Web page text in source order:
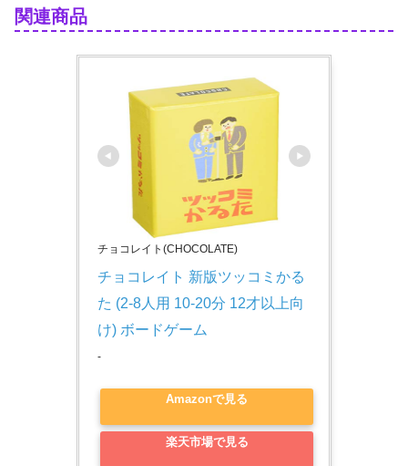
関連商品
チョコレイト(CHOCOLATE)
チョコレイト 新版ツッコミかる
た (2-8人用 10-20分 12才以上向
け) ボードゲーム
-
Amazonで見る
楽天市場で見る